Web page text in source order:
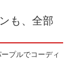
も、全部